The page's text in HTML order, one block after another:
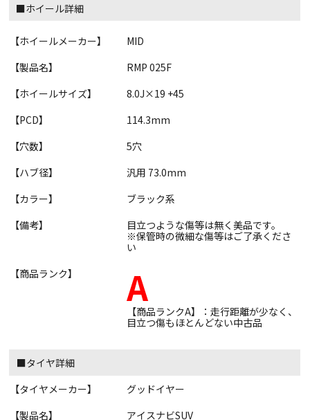
■ホイール詳細
【ホイールメーカー】
MID
【製品名】
RMP 025F
【ホイールサイズ】
8.0J×19 +45
【PCD】
114.3mm
【穴数】
5穴
【ハブ径】
汎用 73.0mm
【カラー】
ブラック系
【備考】
目立つような傷等は無く美品です。
※保管時の微細な傷等はご了承くださ
い
【商品ランク】
A
【商品ランクA】：走行距離が少なく、
目立つ傷もほとんどない中古品
■タイヤ詳細
【タイヤメーカー】
グッドイヤー
【製品名】
アイスナビSUV